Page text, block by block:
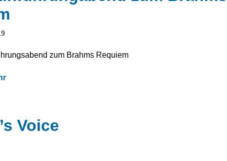
zum Brahms Requiem
Voice